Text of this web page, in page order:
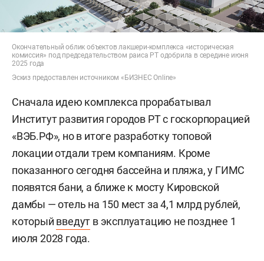
Окончательный облик объектов лакшери-комплекса «историческая
комиссия» под председательством раиса РТ одобрила в середине июня
2025 года
Эскиз предоставлен источником «БИЗНЕС Online»
Сначала идею комплекса прорабатывал
Институт развития городов РТ с госкорпорацией
«ВЭБ.РФ», но в итоге разработку топовой
локации отдали трем компаниям. Кроме
показанного сегодня бассейна и пляжа, у ГИМС
появятся бани, а ближе к мосту Кировской
дамбы — отель на 150 мест за 4,1 млрд рублей,
который введут в эксплуатацию не позднее 1
июля 2028 года.